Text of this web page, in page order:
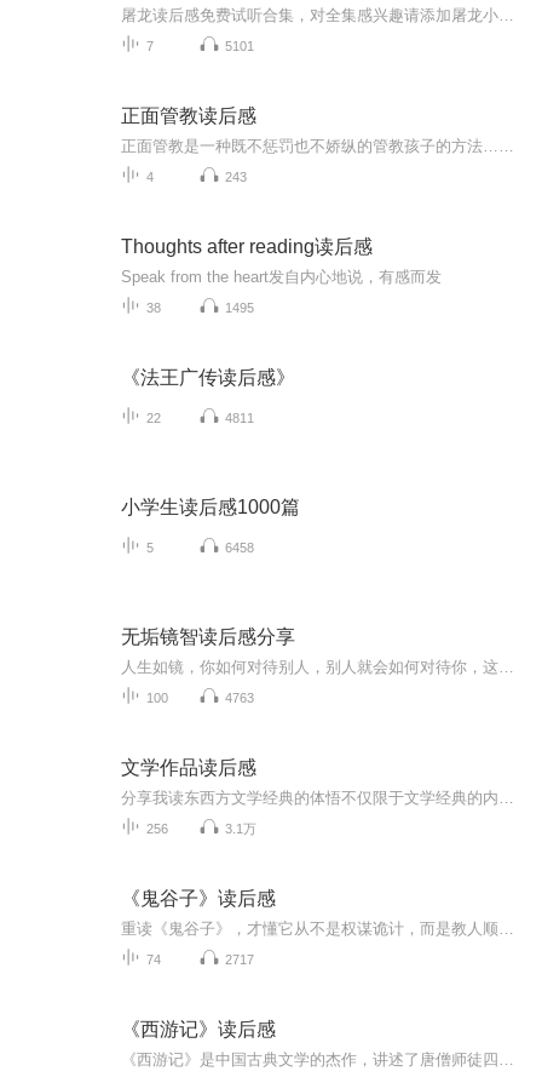
7 5101
正面管教读后感
4 243
Thoughts after reading读后感
Speak from the heart发自内心地说，有感而发
38 1495
《法王广传读后感》
22 4811
小学生读后感1000篇
5 6458
无垢镜智读后感分享
100 4763
文学作品读后感
256 3.1万
《鬼谷子》读后感
74 2717
《西游记》读后感